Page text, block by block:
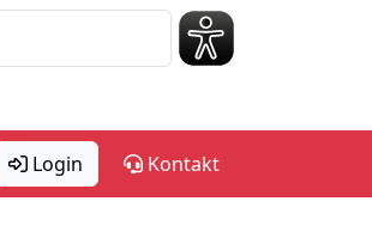
Login Kontakt